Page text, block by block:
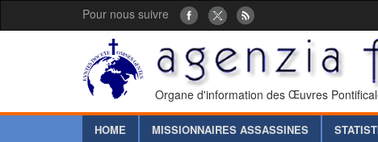
Pour nous suivre
Organe d'information des Œuvres
HOME MISSIONNAIRES ASSASSINES